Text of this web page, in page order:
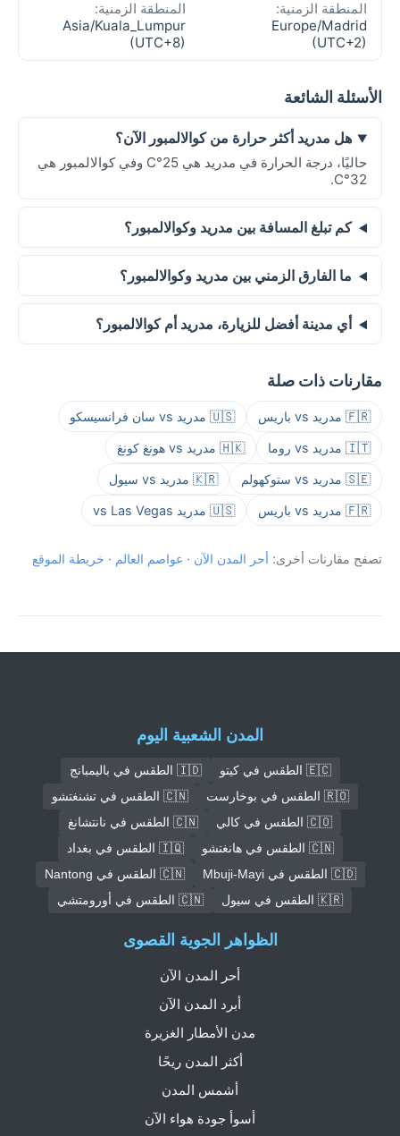
المنطقة الزمنية:
Europe/Madrid
(UTC+2)
المنطقة الزمنية:
Asia/Kuala_Lumpur
(UTC+8)
الأسئلة الشائعة
هل مدريد أكثر حرارة من كوالالمبور الآن؟
حاليًا، درجة الحرارة في مدريد هي 25°C وفي كوالالمبور هي
32°C.
كم تبلغ المسافة بين مدريد وكوالالمبور؟
ما الفارق الزمني بين مدريد وكوالالمبور؟
أي مدينة أفضل للزيارة، مدريد أم كوالالمبور؟
مقارنات ذات صلة
🇫🇷 مدريد vs باريس 🇺🇸 مدريد vs سان فرانسيسكو
🇮🇹 مدريد vs روما 🇭🇰 مدريد vs هونغ كونغ
🇸🇪 مدريد vs ستوكهولم 🇰🇷 مدريد vs سيول
🇫🇷 مدريد vs باريس 🇺🇸 مدريد vs Las Vegas
تصفح مقارنات أخرى: أحر المدن الآن · عواصم العالم · خريطة الموقع
المدن الشعبية اليوم
🇪🇨 الطقس في كيتو
🇮🇩 الطقس في باليمبانج
🇷🇴 الطقس في بوخارست
🇨🇳 الطقس في تشنغتشو
🇨🇴 الطقس في كالي
🇨🇳 الطقس في نانتشانغ
🇨🇳 الطقس في هانغتشو
🇮🇶 الطقس في بغداد
🇨🇩 الطقس في Mbuji-Mayi
🇨🇳 الطقس في Nantong
🇰🇷 الطقس في سيول
🇨🇳 الطقس في أورومتشي
الظواهر الجوية القصوى
أحر المدن الآن
أبرد المدن الآن
مدن الأمطار الغزيرة
أكثر المدن ريحًا
أشمس المدن
أسوأ جودة هواء الآن